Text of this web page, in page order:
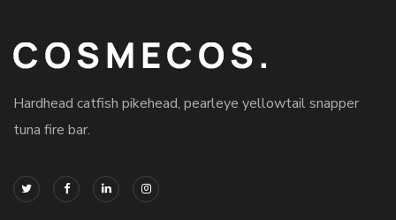
Hardhead catfish pikehead, pearleye yellowtail snapper
tuna fire bar.